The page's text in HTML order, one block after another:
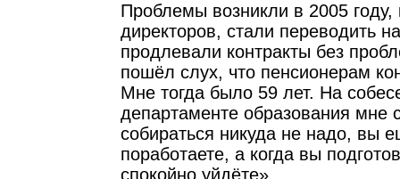
Проблемы возникли в 2005 году,
директоров, стали переводить
продлевали контракты без
пошёл слух, что пенсионерам
Мне тогда было 59 лет. На
департаменте образования мне
собираться никуда не надо, вы
поработаете, а когда вы
спокойно уйдёте».